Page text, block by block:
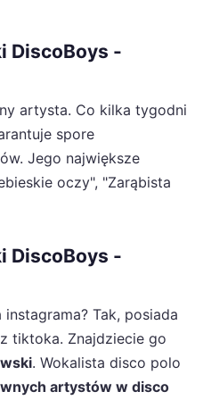
DiscoBoys -
artysta. Co kilka tygodni
spore
Jego największe
oczy", "Zarąbista
DiscoBoys -
Tak, posiada
tiktoka. Znajdziecie go
. Wokalista disco polo
artystów w disco